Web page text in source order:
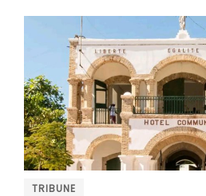
TRIBUNE